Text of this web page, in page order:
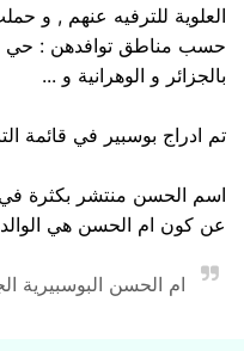
العلوية للترفيه عنهم , و
حسب مناطق توافدهن : حي
بالجزائر و الوهرانية و ...
تم ادراج بوسبير في قائمة
اسم الحسن منتشر بكثرة
عن كون ام الحسن هي
ام الحسن البوسبيرية